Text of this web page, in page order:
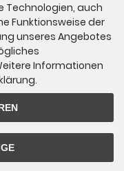
Technologien, auch
Funktionsweise der
unseres Angebotes
Informationen